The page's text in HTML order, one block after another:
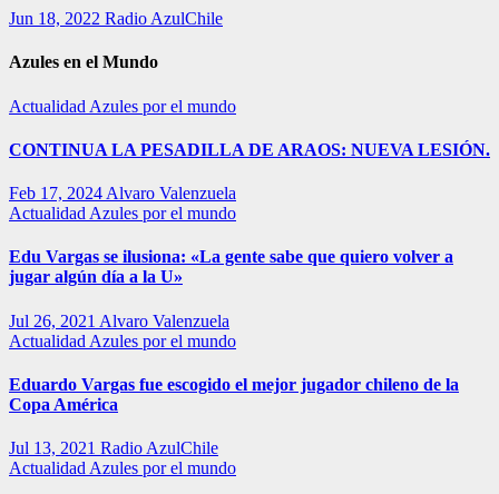
Jun 18, 2022 Radio AzulChile
Azules en el Mundo
Actualidad Azules por el mundo
CONTINUA LA PESADILLA DE ARAOS: NUEVA LESIÓN.
Feb 17, 2024 Alvaro Valenzuela
Actualidad Azules por el mundo
Edu Vargas se ilusiona: «La gente sabe que quiero volver a
jugar algún día a la U»
Jul 26, 2021 Alvaro Valenzuela
Actualidad Azules por el mundo
Eduardo Vargas fue escogido el mejor jugador chileno de la
Copa América
Jul 13, 2021 Radio AzulChile
Actualidad Azules por el mundo